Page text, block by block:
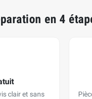
en 4
clair et sans